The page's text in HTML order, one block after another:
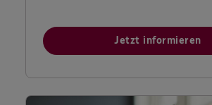
Jetzt informieren